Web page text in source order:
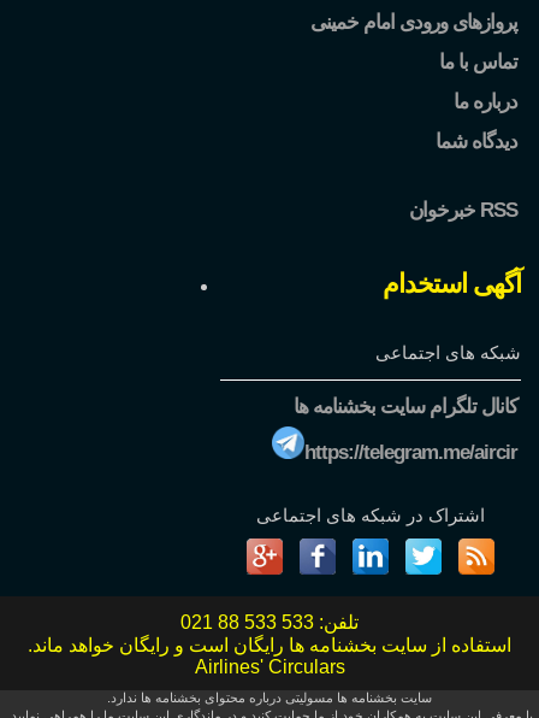
پروازهای ورودی امام خمینی
تماس با ما
درباره ما
دیدگاه شما
خبرخوان RSS
آگهی استخدام
شبکه های اجتماعی
کانال تلگرام سایت بخشنامه ها
https://telegram.me/aircir
اشتراک در شبکه های اجتماعی
تلفن: 021 88 533 533
استفاده از سایت بخشنامه ها رایگان است و رایگان خواهد ماند.
Airlines' Circulars
سایت بخشنامه ها مسولیتی درباره محتوای بخشنامه ها ندارد.